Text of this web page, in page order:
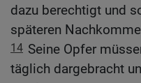
dazu berechtigt und
späteren
14 Seine Opfer
täglich dargebracht